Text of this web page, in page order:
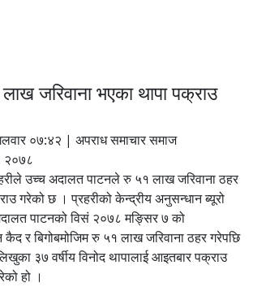
जरिवाना भएका थापा पक्राउ
०७:४२ | अपराध समाचार समाज
२०७८
उच्च अदालत पाटनले रु ५१ लाख जरिवाना ठहर
गरेको छ । प्रहरीको केन्द्रीय अनुसन्धान ब्यूरो
पाटनको विसं २०७८ मङ्सिर ७ को
र बिगोबमोजिम रु ५१ लाख जरिवाना ठहर गरेपछि
३७ वर्षीय विनोद थापालाई आइतबार पक्राउ
हो ।